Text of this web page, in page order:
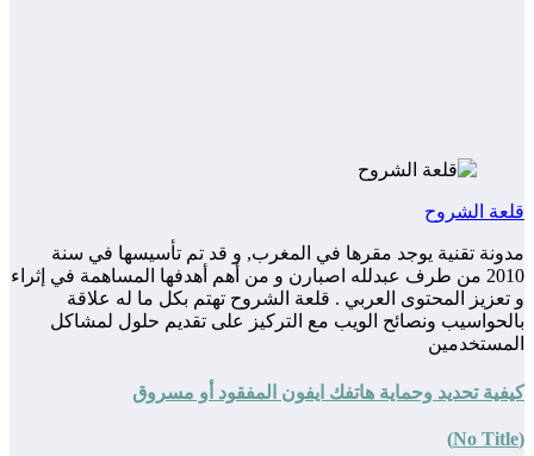
قلعة الشروح
مدونة تقنية يوجد مقرها في المغرب, و قد تم تأسيسها في سنة
2010 من طرف عبدلله اصبارن و من أهم أهدفها المساهمة في إثراء
و تعزيز المحتوى العربي . قلعة الشروح تهتم بكل ما له علاقة
بالحواسيب ونصائح الويب مع التركيز على تقديم حلول لمشاكل
المستخدمين
كيفية تحديد وحماية هاتفك ايفون المفقود أو مسروق
(No Title)